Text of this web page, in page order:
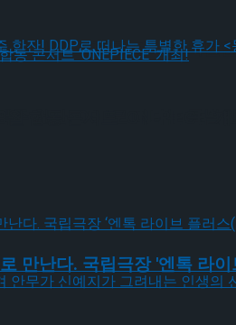
한잔! DDP로 떠나는 특별
한잔! DDP로 떠나는 특별
합동 콘서트 ‘ONEPIECE’ 개
만난다. 국립극장 '엔톡 라